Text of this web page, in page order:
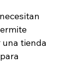
tienda